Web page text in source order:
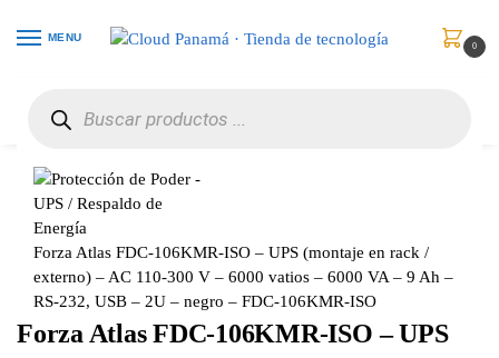
MENU
0
Forza Atlas FDC-106KMR-ISO – UPS (montaje en rack /
externo) – AC 110-300 V – 6000 vatios – 6000 VA – 9 Ah –
RS-232, USB – 2U – negro – FDC-106KMR-ISO
Forza Atlas FDC-106KMR-ISO – UPS